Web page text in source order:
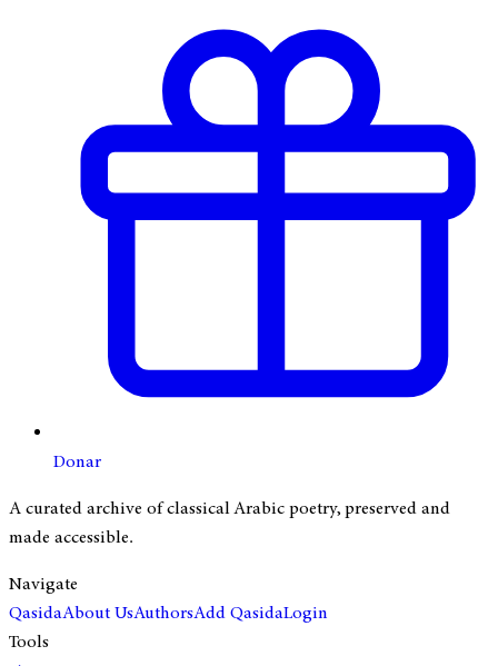
Donar
A curated archive of classical Arabic poetry, preserved and
made accessible.
Navigate
QasidaAbout UsAuthorsAdd QasidaLogin
Tools